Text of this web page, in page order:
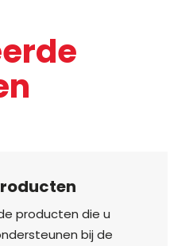
producten die u
bij de